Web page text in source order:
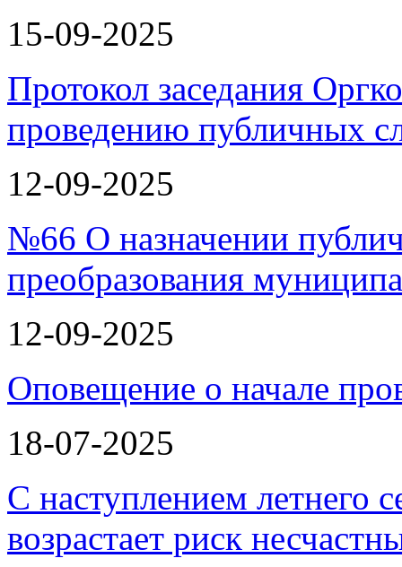
15-09-2025
Протокол заседания
проведению публичных
12-09-2025
№66 О назначении
преобразования
12-09-2025
Оповещение о начале
18-07-2025
С наступлением летнего
возрастает риск